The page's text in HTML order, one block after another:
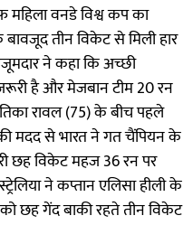
महिला वनडे विश्व कप का
तीन विकेट से मिली हार
ने कहा कि अच्छी
है और मेजबान टीम 20 रन
रावल (75) के बीच पहले
मदद से भारत ने गत चैंपियन के
छह विकेट महज 36 रन पर
ने कप्तान एलिसा हीली के
छह गेंद बाकी रहते तीन विकेट